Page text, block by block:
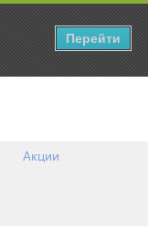
Акции
0
Перейти